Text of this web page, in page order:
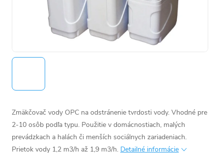
Zmäkčovač vody OPC na odstránenie tvrdosti vody. Vhodné pre
2-10 osôb podľa typu. Použitie v domácnostiach, malých
prevádzkach a halách či menších sociálnych zariadeniach.
Prietok vody 1,2 m3/h až 1,9 m3/h. Detailné informácie